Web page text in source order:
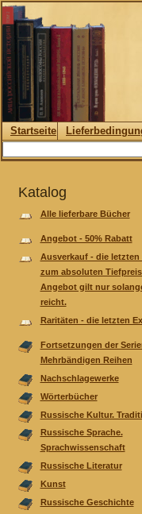
Startseite
Katalog
Alle lieferbare Bücher
Angebot - 50% Rabatt
Ausverkauf - die letzten
zum absoluten
Angebot gilt nur
reicht.
Raritäten - die letzten
Fortsetzungen der
Mehrbändigen Reihen
Nachschlagewerke
Wörterbücher
Russische Kultur.
Russische Sprache.
Sprachwissenschaft
Russische Literatur
Kunst
Russische Geschichte